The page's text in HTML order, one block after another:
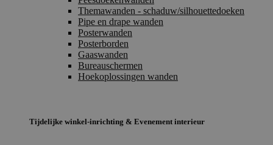
Themawanden - schaduw/silhouettedoeken
Pipe en drape wanden
Posterwanden
Posterborden
Gaaswanden
Bureauschermen
Hoekoplossingen wanden
Tijdelijke winkel-inrichting & Evenement interieur